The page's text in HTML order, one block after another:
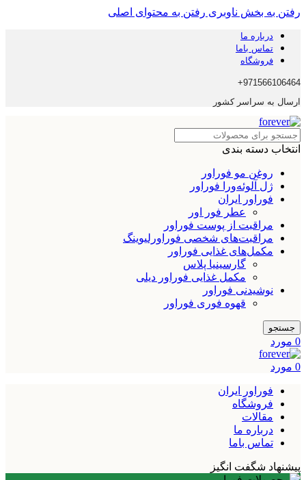
رفتن به بخش ناوبری رفتن به محتوای اصلی
درباره ما
تماس باما
فروشگاه
971566106464+
ارسال به سراسر کشور
انتخاب دسته بندی
روغن مو فوراور
ژل آلوئه‌ورا فوراور
فوراور ایران
عطر فور اور
مراقبت از پوست فوراور
مراقبت‌های شخصی فوراورلیوینگ
مکمل‌های غذایی فوراور
گارسینیا پلاس
مکمل غذایی فوراور دیلی
نوشیدنی فوراور
قهوه فوری فوراور
جستجو
0 مورد
0 مورد
فوراور ایران
فروشگاه
مقالات
درباره ما
تماس باما
پیشنهاد شگفت انگیز